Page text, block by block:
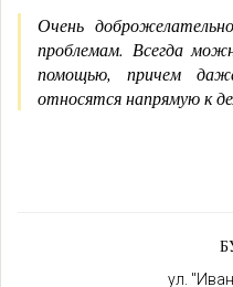
Очень
проблемам. Всегда
помощью, причем
относятся напрямую к
ул.